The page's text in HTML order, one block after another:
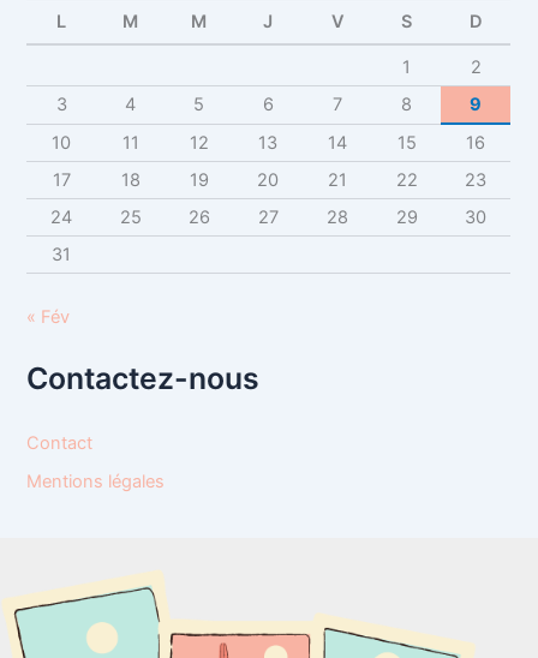
L M M J V S D
1
2
3
4 5 6 7 8
9
10
11 12 13 14 15
16
17
18 19 20 21 22
23
24
25 26 27 28 29
30
31
« Fév
Contactez-nous
Contact
Mentions légales